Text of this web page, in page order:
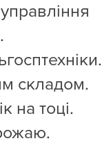
складом.
на тоці.